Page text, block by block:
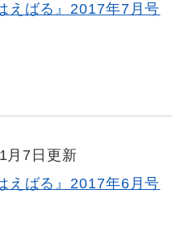
えばる』2017年7月号
月7日更新
えばる』2017年6月号